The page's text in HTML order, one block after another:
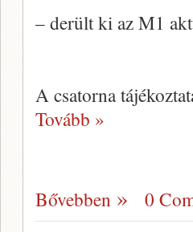
– derült ki az M1
A csatorna
Tovább »
Bővebben 0